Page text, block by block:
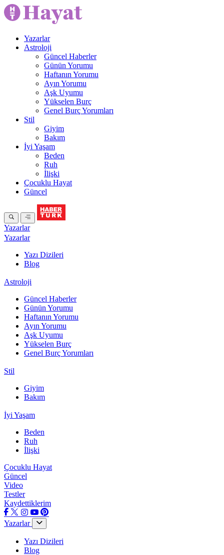
Yazarlar
Astroloji
Güncel Haberler
Günün Yorumu
Haftanın Yorumu
Ayın Yorumu
Aşk Uyumu
Yükselen Burç
Genel Burç Yorumları
Stil
Giyim
Bakım
İyi Yaşam
Beden
Ruh
İlişki
Çocuklu Hayat
Güncel
Yazarlar
Yazarlar
Yazı Dizileri
Blog
Astroloji
Güncel Haberler
Günün Yorumu
Haftanın Yorumu
Ayın Yorumu
Aşk Uyumu
Yükselen Burç
Genel Burç Yorumları
Stil
Giyim
Bakım
İyi Yaşam
Beden
Ruh
İlişki
Çocuklu Hayat
Güncel
Video
Testler
Kaydettiklerim
Yazarlar
Yazı Dizileri
Blog